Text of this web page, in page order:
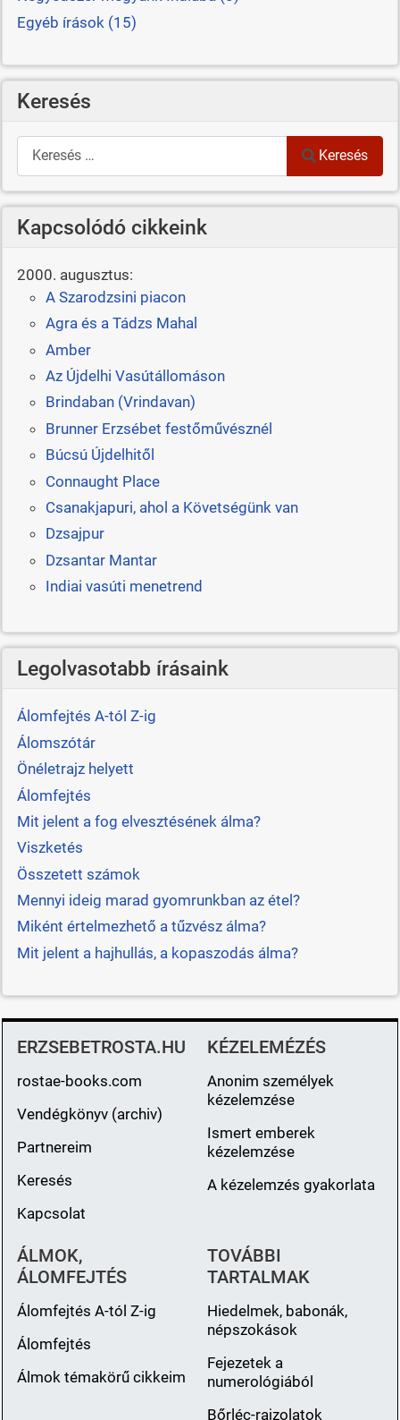
Egyéb írások (15)
Keresés
Keresés
Keresés
Kapcsolódó cikkeink
2000. augusztus:
A Szarodzsini piacon
Agra és a Tádzs Mahal
Amber
Az Újdelhi Vasútállomáson
Brindaban (Vrindavan)
Brunner Erzsébet festőművésznél
Búcsú Újdelhitől
Connaught Place
Csanakjapuri, ahol a Követségünk van
Dzsajpur
Dzsantar Mantar
Indiai vasúti menetrend
Legolvasotabb írásaink
Álomfejtés A-tól Z-ig
Álomszótár
Önéletrajz helyett
Álomfejtés
Mit jelent a fog elvesztésének álma?
Viszketés
Összetett számok
Mennyi ideig marad gyomrunkban az étel?
Miként értelmezhető a tűzvész álma?
Mit jelent a hajhullás, a kopaszodás álma?
ERZSEBETROSTA.HU
rostae-books.com
Vendégkönyv (archiv)
Partnereim
Keresés
Kapcsolat
KÉZELEMÉZÉS
Anonim személyek
kézelemzése
Ismert emberek
kézelemzése
A kézelemzés gyakorlata
ÁLMOK,
ÁLOMFEJTÉS
Álomfejtés A-tól Z-ig
Álomfejtés
Álmok témakörű cikkeim
TOVÁBBI
TARTALMAK
Hiedelmek, babonák,
népszokások
Fejezetek a
numerológiából
Bőrléc-rajzolatok